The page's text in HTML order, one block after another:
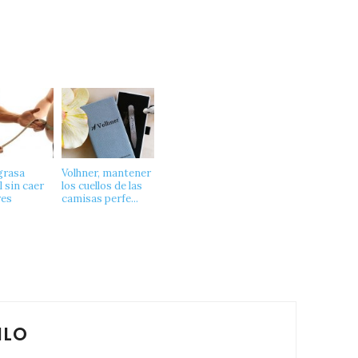
sin caer
Volhner, mantener
los cuellos de las
camisas perfe...